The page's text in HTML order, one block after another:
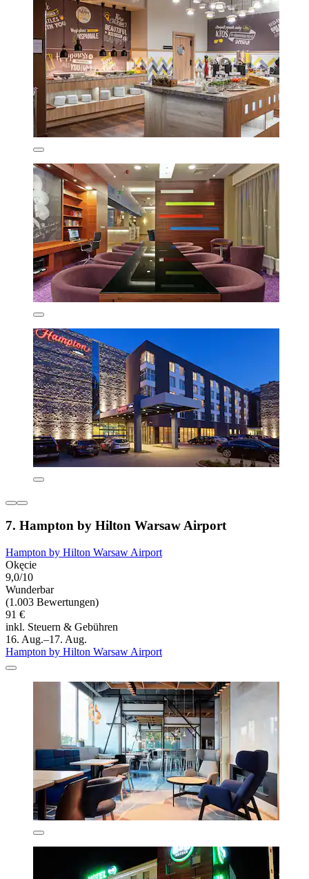
7. Hampton by Hilton Warsaw Airport
Hampton by Hilton Warsaw Airport
Okęcie
9,0/10
Wunderbar
(1.003 Bewertungen)
91 €
inkl. Steuern & Gebühren
16. Aug.–17. Aug.
Hampton by Hilton Warsaw Airport